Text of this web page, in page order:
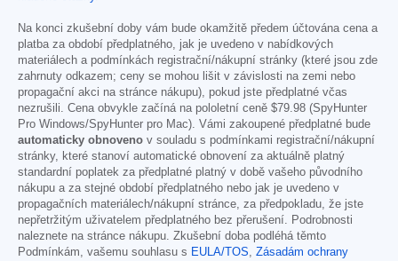
Na konci zkušební doby vám bude okamžitě předem účtována cena a
platba za období předplatného, jak je uvedeno v nabídkových
materiálech a podmínkách registrační/nákupní stránky (které jsou zde
zahrnuty odkazem; ceny se mohou lišit v závislosti na zemi nebo
propagační akci na stránce nákupu), pokud jste předplatné včas
nezrušili. Cena obvykle začíná na pololetní ceně $79.98 (SpyHunter
Pro Windows/SpyHunter pro Mac). Vámi zakoupené předplatné bude
automaticky obnoveno v souladu s podmínkami registrační/nákupní
stránky, které stanoví automatické obnovení za aktuálně platný
standardní poplatek za předplatné platný v době vašeho původního
nákupu a za stejné období předplatného nebo jak je uvedeno v
propagačních materiálech/nákupní stránce, za předpokladu, že jste
nepřetržitým uživatelem předplatného bez přerušení. Podrobnosti
naleznete na stránce nákupu. Zkušební doba podléhá těmto
Podmínkám, vašemu souhlasu s EULA/TOS, Zásadám ochrany